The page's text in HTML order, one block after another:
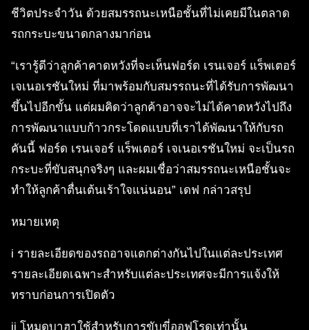
ชีวิตประจำวัน ด้วยสมรรถนะเหนือชั้นที่ไม่เคยมีในตลาด
รถกระบะขนาดกลางมาก่อน
“เรารู้ดีว่าลูกค้าคาดหวังที่จะเห็นฟอร์ด เรนเจอร์ แร็พเตอร์
เจเนอเรชันใหม่ ที่มาพร้อมกับสมรรถนะที่ได้รับการพัฒนา
ขึ้นไปอีกขั้น แต่ผมคิดว่าลูกค้าอาจจะไม่ได้คาดหวังไปถึง
การพัฒนาแบบก้าวกระโดดแบบที่เราได้พัฒนาให้กับรถ
คันนี้ ฟอร์ด เรนเจอร์ แร็พเตอร์ เจเนอเรชันใหม่ จะเป็นรถ
กระบะที่ขับสนุกจริงๆ และผมเชื่อว่าสมรรถนะเหนือชั้นจะ
ทำให้ลูกค้าตื่นเต้นเร้าใจแน่นอน” เดฟ กล่าวสรุป
หมายเหตุ
i รายละเอียดของรถอาจแตกต่างกันไปในแต่ละประเทศ
รายละเอียดเฉพาะสำหรับแต่ละประเทศจะมีการแจ้งให้
ทราบก่อนการเปิดตัว
ii โหมดบาฮาใช้สำหรับการขับขี่ออฟโรดเท่านั้น